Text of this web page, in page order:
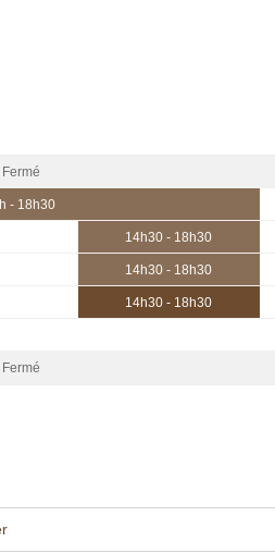
Fermé
- 18h30
14h30 - 18h30
14h30 - 18h30
14h30 - 18h30
Fermé